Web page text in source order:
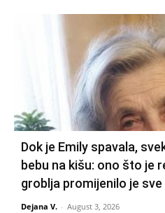
Dok je Emily spavala,
bebu na kišu: ono što je
groblja promijenilo je sve
Dejana V. - August 3, 2026